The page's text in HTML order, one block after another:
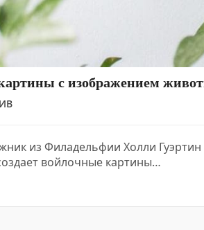
с изображением
из Филадельфии Холли Гуэртин
войлочные картины…